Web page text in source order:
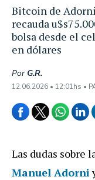
Bitcoin de
recauda
bolsa desde el
en dólares
Por G.R.
12.06.2026 • 12:01hs •
Las dudas sobre
Manuel Adorni